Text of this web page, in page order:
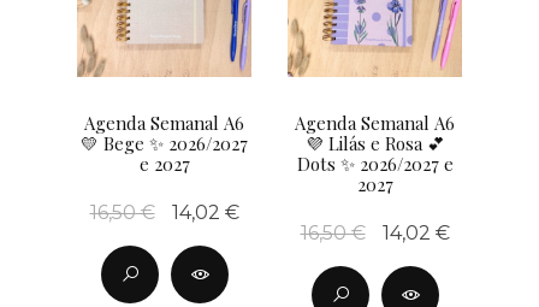
Agenda Semanal A6
💛 Bege ✨ 2026/2027
e 2027
16,50 € 14,02 €
Agenda Semanal A6
💜 Lilás e Rosa 💕
Dots ✨ 2026/2027 e
2027
16,50 € 14,02 €